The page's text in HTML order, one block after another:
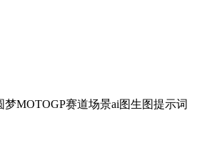
梦MOTOGP赛道场景ai图生图提示词